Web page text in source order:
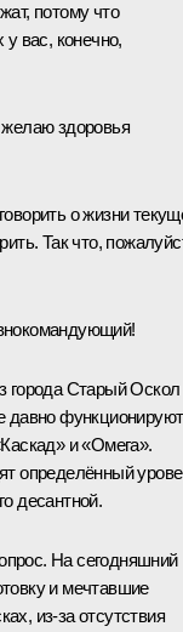
потому что
у вас, конечно,
здоровья
о жизни
Так что,
города Старый Оскол
давно функционируют
и «Омега».
определённый
десантной.
На сегодняшний
и мечтавшие
из‑за отсутствия